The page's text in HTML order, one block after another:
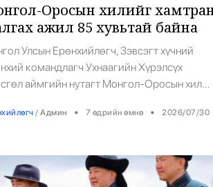
Оросын хилийг
ажил 85 хувьтай байна
Улсын Ерөнхийлөгч, Зэвсэгт хүчний
командлагч Ухнаагийн Хүрэлсүх
аймгийн нутагт Монгол-Оросын хил
шалгах хээрийн ажлын хэсгийн ажилтай
хилийн 350 дугаар тэмдгийг шинэчлэн
Монгол-Оросын 3,543 км хилийг
/ Админ • 7 өдрийн өмнө • 2026/07/30